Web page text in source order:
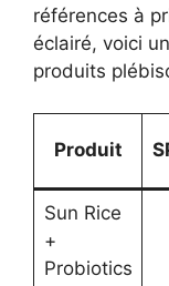
références à
éclairé, voici
produits
Produit
Sun Rice
+
Probiotics